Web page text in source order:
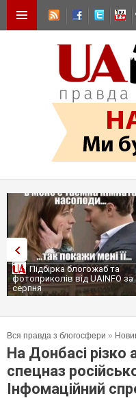
Підбірка блогожаб та
фотоприколів від UAINFO за
серпня
Вся правда з блогосфери »
На Донбасі різко
спецназ
Інфомаційний